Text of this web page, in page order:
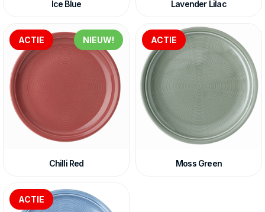
Ice Blue Lavender Lilac
ACTIE NIEUW!
Chilli Red
ACTIE
Moss Green
ACTIE